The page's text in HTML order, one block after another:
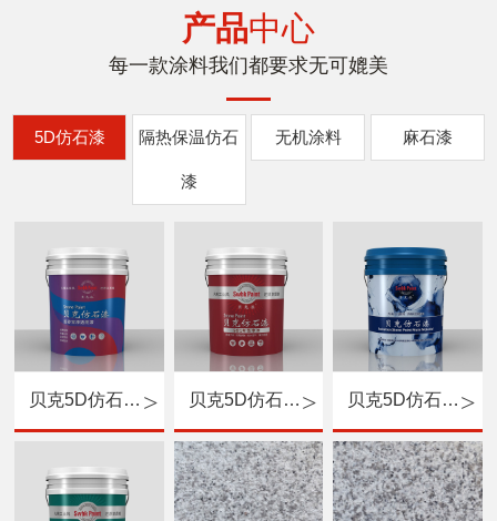
产品中心
每一款涂料我们都要求无可媲美
5D仿石漆 隔热保温仿石
漆
无机涂料 麻石漆
贝克5D仿石漆（专用底漆） 贝克5D仿石漆（中涂） 贝克5D仿石漆（主材）